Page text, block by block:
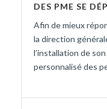
DES PME SE
Afin de mieux
la direction
l’installation de
personnalisé des